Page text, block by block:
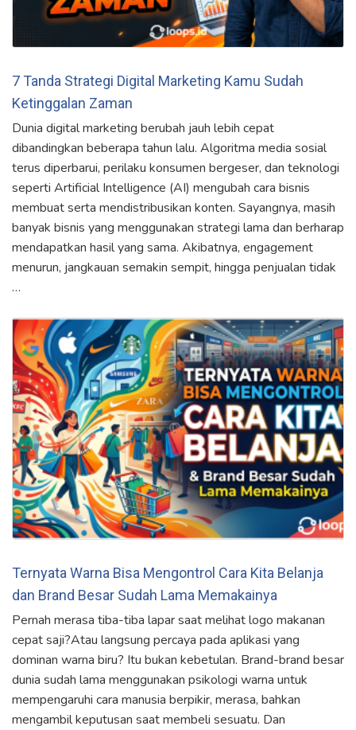
7 Tanda Strategi Digital Marketing Kamu Sudah
Ketinggalan Zaman
Dunia digital marketing berubah jauh lebih cepat
dibandingkan beberapa tahun lalu. Algoritma media sosial
terus diperbarui, perilaku konsumen bergeser, dan teknologi
seperti Artificial Intelligence (AI) mengubah cara bisnis
membuat serta mendistribusikan konten. Sayangnya, masih
banyak bisnis yang menggunakan strategi lama dan berharap
mendapatkan hasil yang sama. Akibatnya, engagement
menurun, jangkauan semakin sempit, hingga penjualan tidak
…
Ternyata Warna Bisa Mengontrol Cara Kita Belanja
dan Brand Besar Sudah Lama Memakainya
Pernah merasa tiba-tiba lapar saat melihat logo makanan
cepat saji?Atau langsung percaya pada aplikasi yang
dominan warna biru? Itu bukan kebetulan. Brand-brand besar
dunia sudah lama menggunakan psikologi warna untuk
mempengaruhi cara manusia berpikir, merasa, bahkan
mengambil keputusan saat membeli sesuatu. Dan